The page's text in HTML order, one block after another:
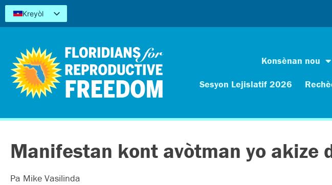
Kreyòl
English
简体中文
Tiếng Việt
العربية
اردو
Konsènan nou
Sesyon Lejislatif 2026
Manifestan kont avòtman yo akize
Pa Mike Vasilinda